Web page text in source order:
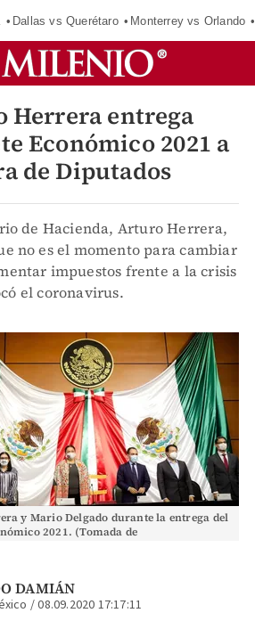
Dallas vs Querétaro Monterrey vs Orlando
Herrera entrega
Económico 2021 a
de Diputados
de Hacienda, Arturo Herrera,
no es el momento para cambiar
impuestos frente a la crisis
el coronavirus.
y Mario Delgado durante la entrega del
2021. (Tomada de
DAMIÁN
/08.09.2020 17:17:11